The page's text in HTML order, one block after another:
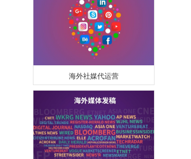
海外社媒代运营